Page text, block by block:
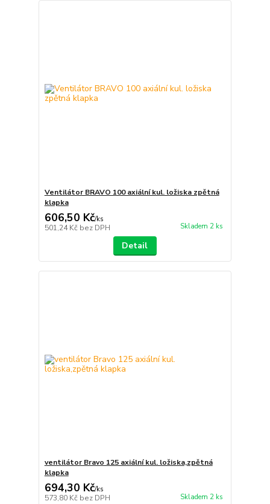
Ventilátor BRAVO 100 axiální kul. ložiska zpětná
klapka
606,50 Kč/ks
501,24 Kč bez DPH Skladem 2 ks
Detail
ventilátor Bravo 125 axiální kul. ložiska,zpětná
klapka
694,30 Kč/ks
573,80 Kč bez DPH Skladem 2 ks